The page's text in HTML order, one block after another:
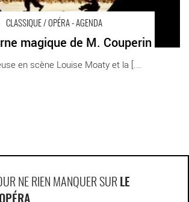
CLASSIQUE / OPÉRA - AGENDA
magique de M. Couperin
NE RIEN MANQUER SUR LE